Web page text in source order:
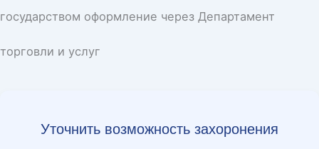
государством оформление через Департамент
торговли и услуг
Уточнить возможность захоронения